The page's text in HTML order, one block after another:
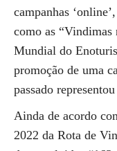
campanhas
como as “Vindimas
Mundial do
promoção de uma
passado
Ainda de acordo
2022 da Rota de